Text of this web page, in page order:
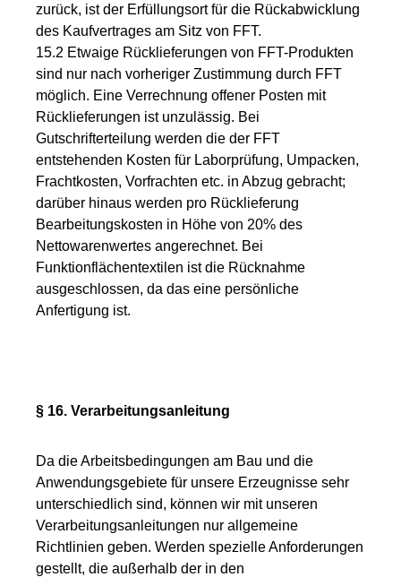
zurück, ist der Erfüllungsort für die Rückabwicklung
des Kaufvertrages am Sitz von FFT.
15.2 Etwaige Rücklieferungen von FFT-Produkten
sind nur nach vorheriger Zustimmung durch FFT
möglich. Eine Verrechnung offener Posten mit
Rücklieferungen ist unzulässig. Bei
Gutschrifterteilung werden die der FFT
entstehenden Kosten für Laborprüfung, Umpacken,
Frachtkosten, Vorfrachten etc. in Abzug gebracht;
darüber hinaus werden pro Rücklieferung
Bearbeitungskosten in Höhe von 20% des
Nettowarenwertes angerechnet. Bei
Funktionflächentextilen ist die Rücknahme
ausgeschlossen, da das eine persönliche
Anfertigung ist.
§ 16. Verarbeitungsanleitung
Da die Arbeitsbedingungen am Bau und die
Anwendungsgebiete für unsere Erzeugnisse sehr
unterschiedlich sind, können wir mit unseren
Verarbeitungsanleitungen nur allgemeine
Richtlinien geben. Werden spezielle Anforderungen
gestellt, die außerhalb der in den